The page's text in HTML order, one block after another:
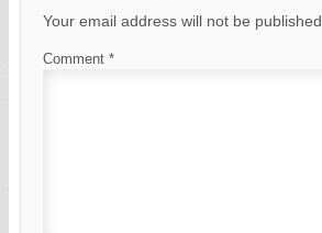
Your email address will not be published.
Comment *